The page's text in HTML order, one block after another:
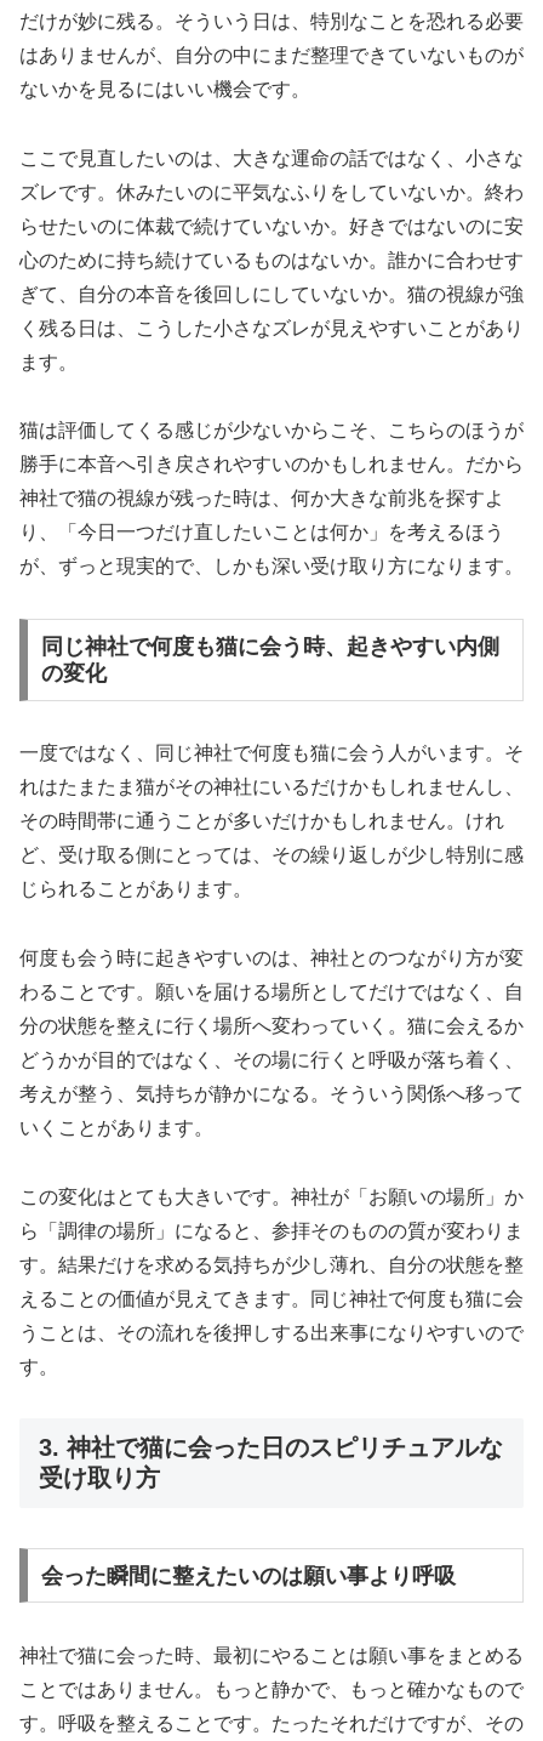
だけが妙に残る。そういう日は、特別なことを恐れる必要
はありませんが、自分の中にまだ整理できていないものが
ないかを見るにはいい機会です。
ここで見直したいのは、大きな運命の話ではなく、小さな
ズレです。休みたいのに平気なふりをしていないか。終わ
らせたいのに体裁で続けていないか。好きではないのに安
心のために持ち続けているものはないか。誰かに合わせす
ぎて、自分の本音を後回しにしていないか。猫の視線が強
く残る日は、こうした小さなズレが見えやすいことがあり
ます。
猫は評価してくる感じが少ないからこそ、こちらのほうが
勝手に本音へ引き戻されやすいのかもしれません。だから
神社で猫の視線が残った時は、何か大きな前兆を探すよ
り、「今日一つだけ直したいことは何か」を考えるほう
が、ずっと現実的で、しかも深い受け取り方になります。
同じ神社で何度も猫に会う時、起きやすい内側
の変化
一度ではなく、同じ神社で何度も猫に会う人がいます。そ
れはたまたま猫がその神社にいるだけかもしれませんし、
その時間帯に通うことが多いだけかもしれません。けれ
ど、受け取る側にとっては、その繰り返しが少し特別に感
じられることがあります。
何度も会う時に起きやすいのは、神社とのつながり方が変
わることです。願いを届ける場所としてだけではなく、自
分の状態を整えに行く場所へ変わっていく。猫に会えるか
どうかが目的ではなく、その場に行くと呼吸が落ち着く、
考えが整う、気持ちが静かになる。そういう関係へ移って
いくことがあります。
この変化はとても大きいです。神社が「お願いの場所」か
ら「調律の場所」になると、参拝そのものの質が変わりま
す。結果だけを求める気持ちが少し薄れ、自分の状態を整
えることの価値が見えてきます。同じ神社で何度も猫に会
うことは、その流れを後押しする出来事になりやすいので
す。
3. 神社で猫に会った日のスピリチュアルな
受け取り方
会った瞬間に整えたいのは願い事より呼吸
神社で猫に会った時、最初にやることは願い事をまとめる
ことではありません。もっと静かで、もっと確かなもので
す。呼吸を整えることです。たったそれだけですが、その